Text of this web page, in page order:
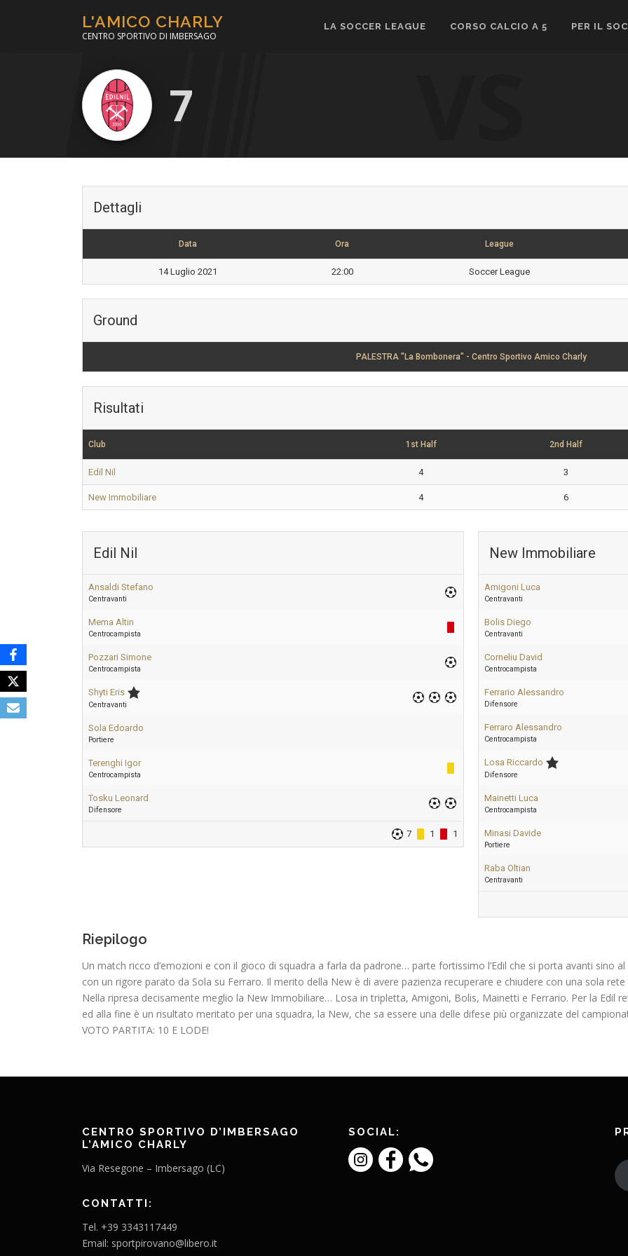
L'AMICO CHARLY
CENTRO SPORTIVO DI IMBERSAGO
LA SOCCER LEAGUE CORSO CALCIO A 5 PER IL
7
Dettagli
Data Ora League
14 Luglio 2021 22:00 Soccer League
Ground
PALESTRA "La Bombonera" - Centro Sportivo Amico Charly
Risultati
Club 1st Half 2nd Half
Edil Nil 4 3
New Immobiliare 4 6
Edil Nil
Ansaldi Stefano
Centravanti
Mema Altin
Centrocampista
Pozzari Simone
Centrocampista
Shyti Eris
Centravanti
Sola Edoardo
Portiere
Terenghi Igor
Centrocampista
Tosku Leonard
Difensore
7 1 1
New Immobiliare
Amigoni Luca
Centravanti
Bolis Diego
Centravanti
Corneliu David
Centrocampista
Ferrario Alessandro
Difensore
Ferraro Alessandro
Centrocampista
Losa Riccardo
Difensore
Mainetti Luca
Centrocampista
Minasi Davide
Portiere
Raba Oltian
Centravanti
Riepilogo
Un match ricco d’emozioni e con il gioco di squadra a farla da padrone… parte fortissimo l’Edil che si porta avanti sino
con un rigore parato da Sola su Ferraro. Il merito della New è di avere pazienza recuperare e chiudere con una sola
Nella ripresa decisamente meglio la New Immobiliare… Losa in tripletta, Amigoni, Bolis, Mainetti e Ferrario. Per la Edil
ed alla fine è un risultato meritato per una squadra, la New, che sa essere una delle difese più organizzate del
VOTO PARTITA: 10 E LODE!
CENTRO SPORTIVO D’IMBERSAGO
L’AMICO CHARLY
Via Resegone – Imbersago (LC)
CONTATTI:
Tel. +39 3343117449
Email: sportpirovano@libero.it
SOCIAL: